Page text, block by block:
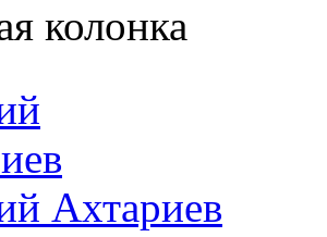
колонка
Ахтариев